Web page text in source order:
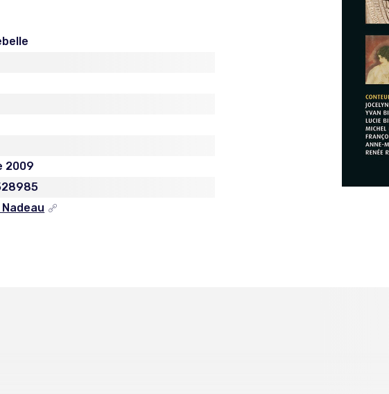
2009